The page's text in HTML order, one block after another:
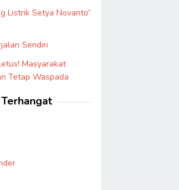
Listrik Setya Novanto”
Sendiri
Masyarakat
Tetap Waspada